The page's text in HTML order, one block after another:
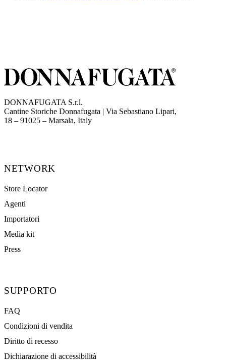
DONNAFUGATA S.r.l.
Cantine Storiche Donnafugata | Via Sebastiano Lipari,
18 – 91025 – Marsala, Italy(opens in new tab)
NETWORK
Store Locator
Agenti
Importatori
Media kit
Press
SUPPORTO
FAQ
Condizioni di vendita
Diritto di recesso
Dichiarazione di accessibilità